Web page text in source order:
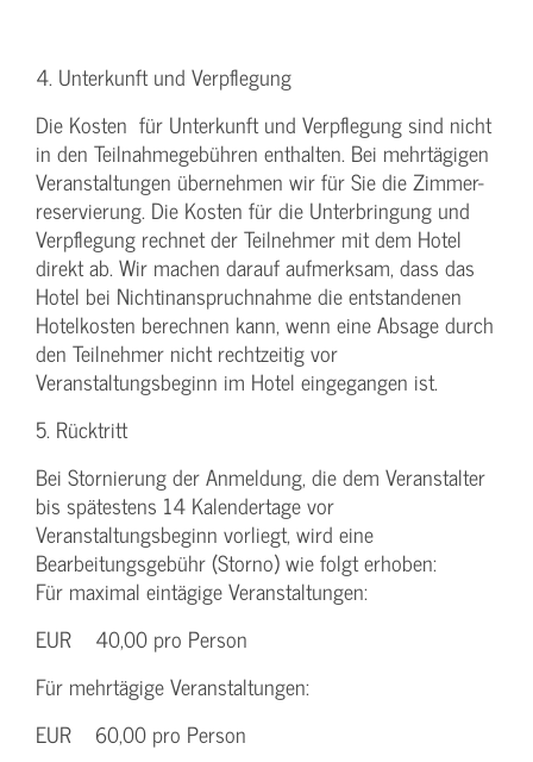
4. Unterkunft und Verpflegung
Die Kosten für Unterkunft und Verpflegung sind nicht
in den Teilnahmegebühren enthalten. Bei mehrtägigen
Veranstaltungen übernehmen wir für Sie die Zimmer-
reservierung. Die Kosten für die Unterbringung und
Verpflegung rechnet der Teilnehmer mit dem Hotel
direkt ab. Wir machen darauf aufmerksam, dass das
Hotel bei Nichtinanspruchnahme die entstandenen
Hotelkosten berechnen kann, wenn eine Absage durch
den Teilnehmer nicht rechtzeitig vor
Veranstaltungsbeginn im Hotel eingegangen ist.
5. Rücktritt
Bei Stornierung der Anmeldung, die dem Veranstalter
bis spätestens 14 Kalendertage vor
Veranstaltungsbeginn vorliegt, wird eine
Bearbeitungsgebühr (Storno) wie folgt erhoben:
Für maximal eintägige Veranstaltungen:
EUR 40,00 pro Person
Für mehrtägige Veranstaltungen:
EUR 60,00 pro Person